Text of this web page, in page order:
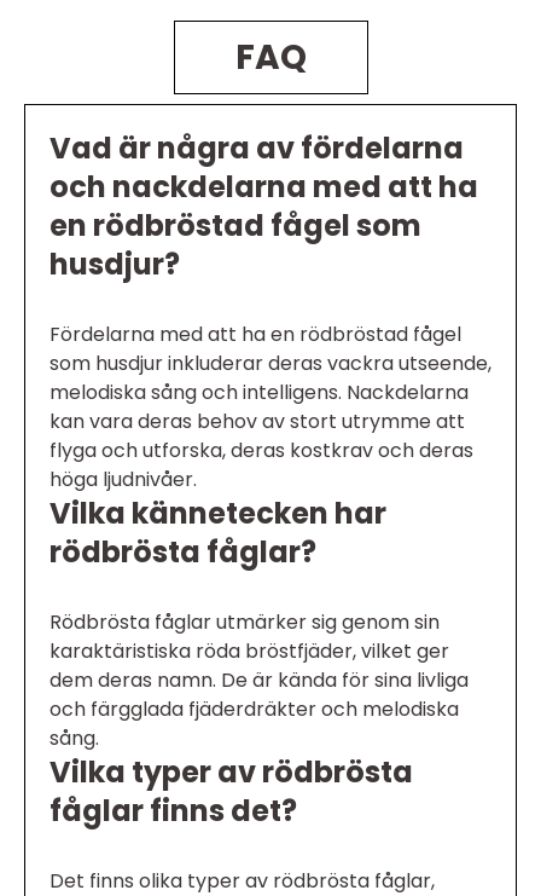
FAQ
Vad är några av fördelarna
och nackdelarna med att ha
en rödbröstad fågel som
husdjur?
Fördelarna med att ha en rödbröstad fågel
som husdjur inkluderar deras vackra utseende,
melodiska sång och intelligens. Nackdelarna
kan vara deras behov av stort utrymme att
flyga och utforska, deras kostkrav och deras
höga ljudnivåer.
Vilka kännetecken har
rödbrösta fåglar?
Rödbrösta fåglar utmärker sig genom sin
karaktäristiska röda bröstfjäder, vilket ger
dem deras namn. De är kända för sina livliga
och färgglada fjäderdräkter och melodiska
sång.
Vilka typer av rödbrösta
fåglar finns det?
Det finns olika typer av rödbrösta fåglar,